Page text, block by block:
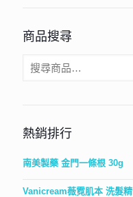
商品搜尋
熱銷排行
南美製藥 金門一條根 30g
Vanicream薇霓肌本 洗髮精